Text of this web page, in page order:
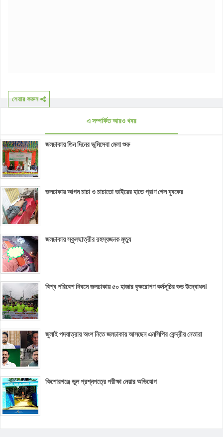
শেয়ার করুন
এ সম্পর্কিত আরও খবর
জলঢাকায় তিন দিনের ভূমিসেবা মেলা শুরু
জলঢাকায় আপন চাচা ও চাচাতো ভাইয়ের হাতে প্রাণ গেল যুবকের
জলঢাকায় স্কুলছাত্রীর রহস্যজনক মৃত্যু
বিশ্ব পরিবেশ দিবসে জলঢাকায় ৫০ হাজার বৃক্ষরোপণ কর্মসূচির শুভ উদ্বোধন।
জুলাই পদযাত্রায় অংশ নিতে জলঢাকায় আসছেন এনসিপির কেন্দ্রীয় নেতারা
কিশোরগঞ্জে ভুল প্রশ্নপত্রে পরীক্ষা নেয়ার অভিযোগ